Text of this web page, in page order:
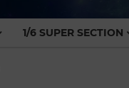
1/6 SUPER SECTION